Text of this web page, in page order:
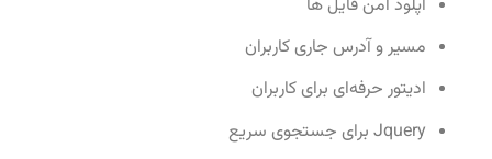
آپلود امن فایل‌ ها
مسیر و آدرس جاری کاربران
ادیتور حرفه‌ای برای کاربران
Jquery برای جستجوی سریع